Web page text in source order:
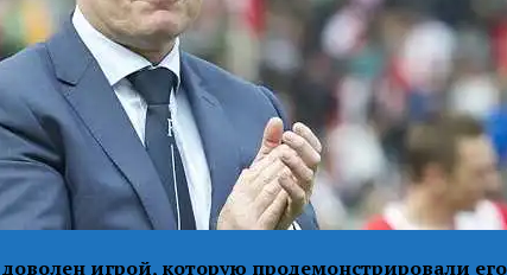
доволен игрой, которую продемонстрировали